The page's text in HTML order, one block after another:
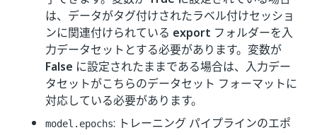
は、データがタグ付けされたラベル付けセッショ
ンに関連付けられている export フォルダーを入
力データセットとする必要があります。変数が
False に設定されたままである場合は、入力デー
タセットがこちらのデータセット フォーマットに
対応している必要があります。
model.epochs: トレーニング パイプラインのエポ